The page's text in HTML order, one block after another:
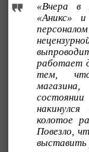
«Вчера в
«Аникс»
работает
тем,
колотое
Повезло,
выставить